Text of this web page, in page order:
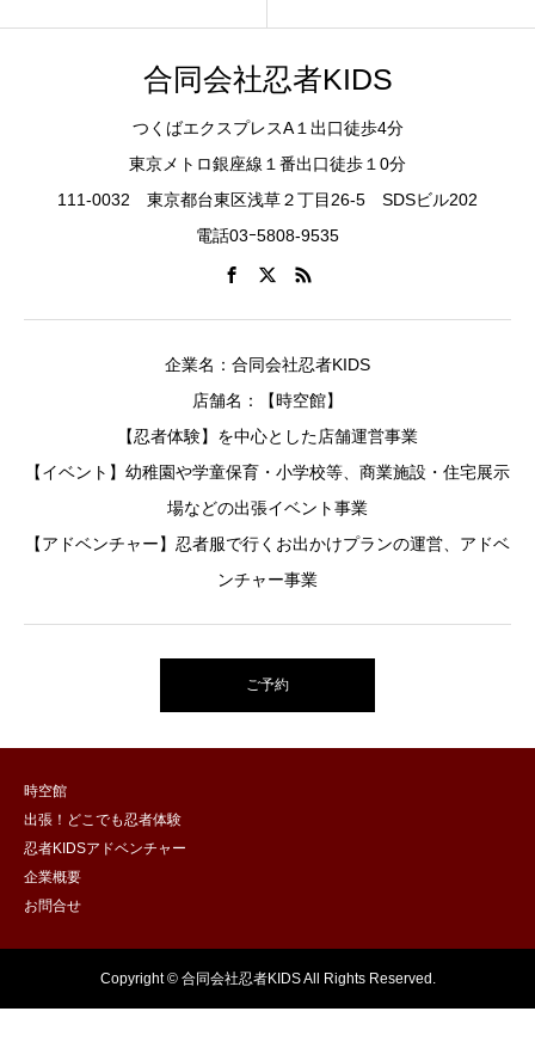
合同会社忍者KIDS
つくばエクスプレスA１出口徒歩4分
東京メトロ銀座線１番出口徒歩１0分
111-0032 東京都台東区浅草２丁目26-5 SDSビル202
電話03ｰ5808-9535
企業名：合同会社忍者KIDS
店舗名：【時空館】
【忍者体験】を中心とした店舗運営事業
【イベント】幼稚園や学童保育・小学校等、商業施設・住宅展示
場などの出張イベント事業
【アドベンチャー】忍者服で行くお出かけプランの運営、アドベ
ンチャー事業
ご予約
時空館
出張！どこでも忍者体験
忍者KIDSアドベンチャー
企業概要
お問合せ
Copyright © 合同会社忍者KIDS All Rights Reserved.